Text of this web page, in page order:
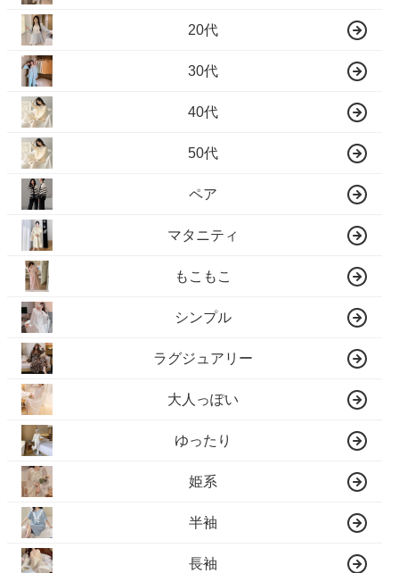
20代
30代
40代
50代
ペア
マタニティ
もこもこ
シンプル
ラグジュアリー
大人っぽい
ゆったり
姫系
半袖
長袖